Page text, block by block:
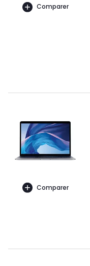
Comparer
Comparer